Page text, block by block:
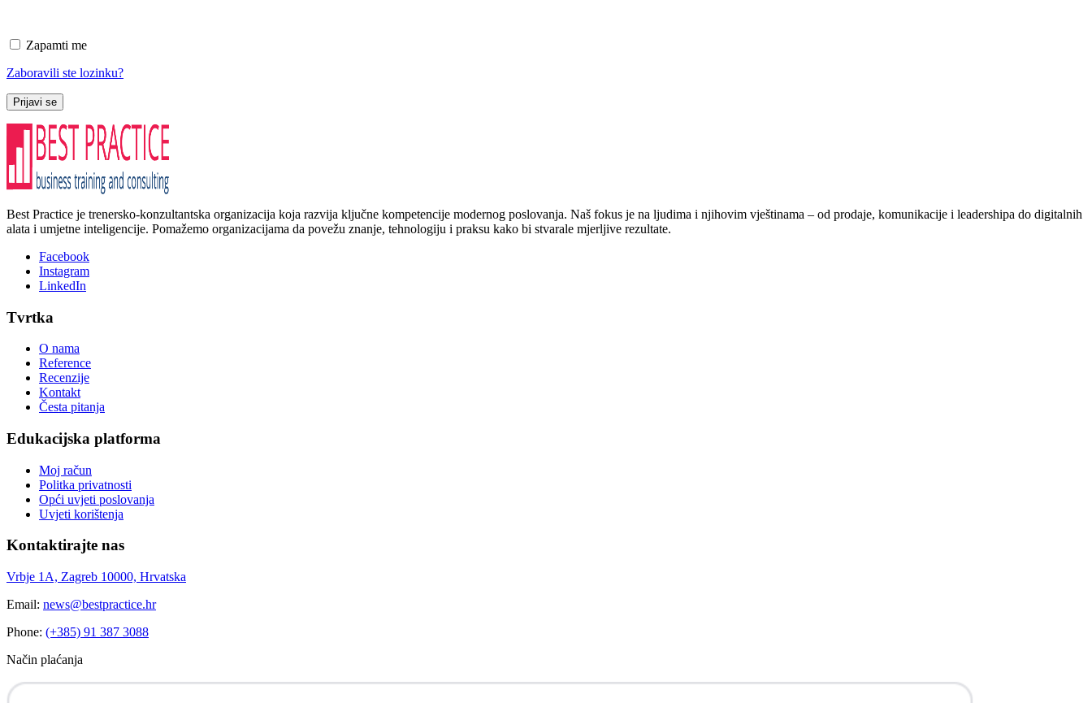
Zapamti me
Zaboravili ste lozinku?
Prijavi se
Best Practice je trenersko-konzultantska organizacija koja razvija ključne kompetencije modernog poslovanja. Naš fokus je na ljudima i njihovim vještinama – od prodaje, komunikacije i leadershipa do digitalnih
alata i umjetne inteligencije. Pomažemo organizacijama da povežu znanje, tehnologiju i praksu kako bi stvarale mjerljive rezultate.
Facebook
Instagram
LinkedIn
Tvrtka
O nama
Reference
Recenzije
Kontakt
Česta pitanja
Edukacijska platforma
Moj račun
Politka privatnosti
Opći uvjeti poslovanja
Uvjeti korištenja
Kontaktirajte nas
Vrbje 1A, Zagreb 10000, Hrvatska
Email: news@bestpractice.hr
Phone: (+385) 91 387 3088
Način plaćanja